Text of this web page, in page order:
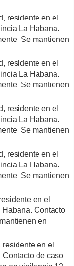
residente en el
La Habana.
Se mantienen
residente en el
La Habana.
Se mantienen
residente en el
La Habana.
Se mantienen
residente en el
La Habana.
Se mantienen
en el
Contacto
en
en el
de caso